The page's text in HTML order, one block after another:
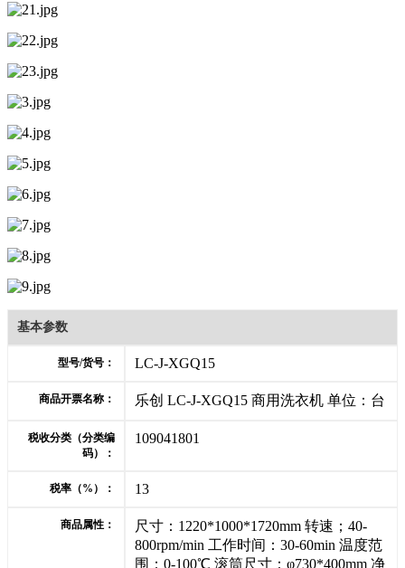
基本参数
型号/货号： LC-J-XGQ15
商品开票名称： 乐创 LC-J-XGQ15 商用洗衣机 单位：台
税收分类（分类编
码）：
109041801
税率（%）： 13
商品属性：
尺寸：1220*1000*1720mm 转速；40-
800rpm/min 工作时间：30-60min 温度范
围：0-100℃ 滚筒尺寸：φ730*400mm 净